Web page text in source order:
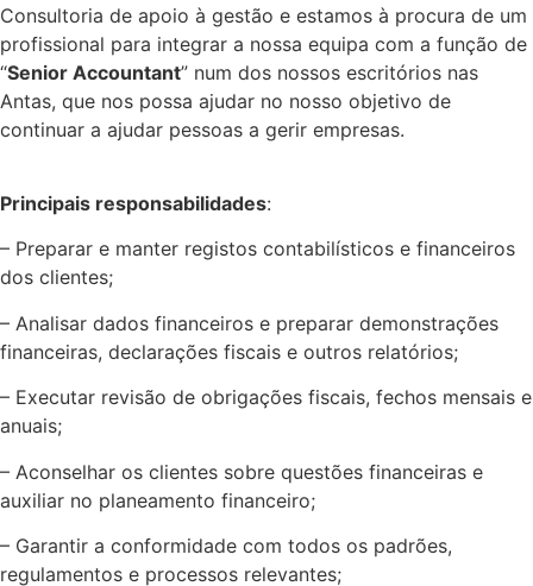
Consultoria de apoio à gestão e estamos à procura de um
profissional para integrar a nossa equipa com a função de
“Senior Accountant” num dos nossos escritórios nas
Antas, que nos possa ajudar no nosso objetivo de
continuar a ajudar pessoas a gerir empresas.
Principais responsabilidades:
– Preparar e manter registos contabilísticos e financeiros
dos clientes;
– Analisar dados financeiros e preparar demonstrações
financeiras, declarações fiscais e outros relatórios;
– Executar revisão de obrigações fiscais, fechos mensais e
anuais;
– Aconselhar os clientes sobre questões financeiras e
auxiliar no planeamento financeiro;
– Garantir a conformidade com todos os padrões,
regulamentos e processos relevantes;